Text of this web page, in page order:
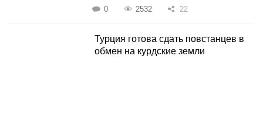
0 2532 22
Турция готова сдать повстанцев в
обмен на курдские земли